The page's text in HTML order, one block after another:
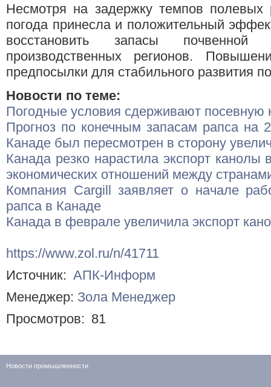
Несмотря на задержку темпов
погода принесла и положительный
восстановить запасы
производственных регионов.
предпосылки для стабильного развития
Новости по теме:
Погодные условия сдерживают посевную
Прогноз по конечным запасам рапса на
Канаде был пересмотрен в сторону
Канада резко нарастила экспорт канолы
экономических отношений между
Компания Cargill заявляет о начале
рапса в Канаде
Канада в феврале увеличила экспорт
https://www.zol.ru/n/41711
Источник: АПК-Информ
Менеджер: Зола Менеджер
Просмотров: 81
Новости промышленности